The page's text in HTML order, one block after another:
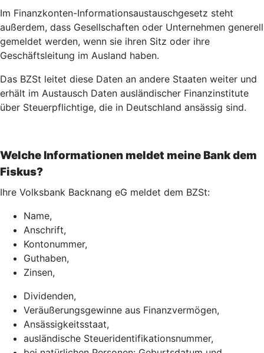
Im Finanzkonten-Informationsaustauschgesetz steht
außerdem, dass Gesellschaften oder Unternehmen generell
gemeldet werden, wenn sie ihren Sitz oder ihre
Geschäftsleitung im Ausland haben.
Das BZSt leitet diese Daten an andere Staaten weiter und
erhält im Austausch Daten ausländischer Finanzinstitute
über Steuerpflichtige, die in Deutschland ansässig sind.
Welche Informationen meldet meine Bank dem
Fiskus?
Ihre Volksbank Backnang eG meldet dem BZSt:
Name,
Anschrift,
Kontonummer,
Guthaben,
Zinsen,
Dividenden,
Veräußerungsgewinne aus Finanzvermögen,
Ansässigkeitsstaat,
ausländische Steueridentifikationsnummer,